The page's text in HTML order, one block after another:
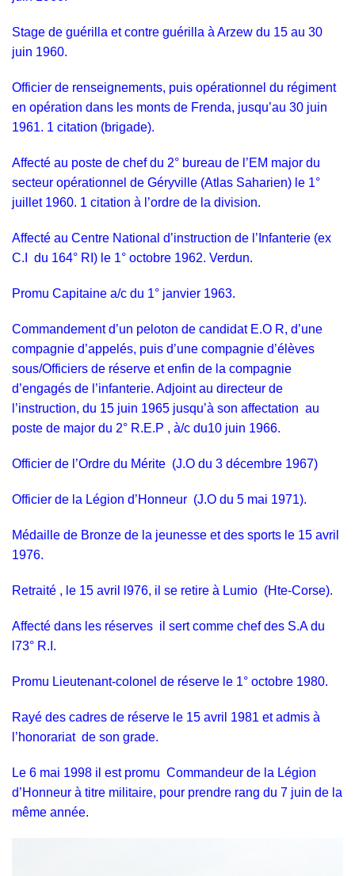
Stage de guérilla et contre guérilla à Arzew du 15 au 30
juin 1960.
Officier de renseignements, puis opérationnel du régiment
en opération dans les monts de Frenda, jusqu’au 30 juin
1961. 1 citation (brigade).
Affecté au poste de chef du 2° bureau de l’EM major du
secteur opérationnel de Géryville (Atlas Saharien) le 1°
juillet 1960. 1 citation à l’ordre de la division.
Affecté au Centre National d’instruction de l’Infanterie (ex
C.I du 164° RI) le 1° octobre 1962. Verdun.
Promu Capitaine a/c du 1° janvier 1963.
Commandement d’un peloton de candidat E.O R, d’une
compagnie d’appelés, puis d’une compagnie d’élèves
sous/Officiers de réserve et enfin de la compagnie
d’engagés de l’infanterie. Adjoint au directeur de
l’instruction, du 15 juin 1965 jusqu’à son affectation au
poste de major du 2° R.E.P , à/c du10 juin 1966.
Officier de l’Ordre du Mérite (J.O du 3 décembre 1967)
Officier de la Légion d’Honneur (J.O du 5 mai 1971).
Médaille de Bronze de la jeunesse et des sports le 15 avril
1976.
Retraité , le 15 avril l976, il se retire à Lumio (Hte-Corse).
Affecté dans les réserves il sert comme chef des S.A du
l73° R.I.
Promu Lieutenant-colonel de réserve le 1° octobre 1980.
Rayé des cadres de réserve le 15 avril 1981 et admis à
l’honorariat de son grade.
Le 6 mai 1998 il est promu Commandeur de la Légion
d’Honneur à titre militaire, pour prendre rang du 7 juin de la
même année.